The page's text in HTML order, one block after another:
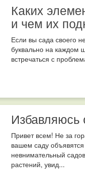
Каких
и чем их
Если вы сада своего
буквально на каждом
встречаться с
Избавляюсь
Привет всем! Не за
вашем саду
невнимательный
растений, увид...